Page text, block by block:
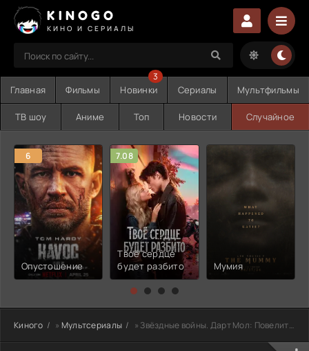
KINOGO
КИНО И СЕРИАЛЫ
Главная Фильмы Новинки
3
Сериалы Мультфильмы
ТВ шоу Аниме Топ Новости Случайное
6
Опустошение
7.08
Твоё сердце
будет разбито
Мумия
Киного » Мультсериалы » Звёздные войны. Дарт Мол: Повелитель теней